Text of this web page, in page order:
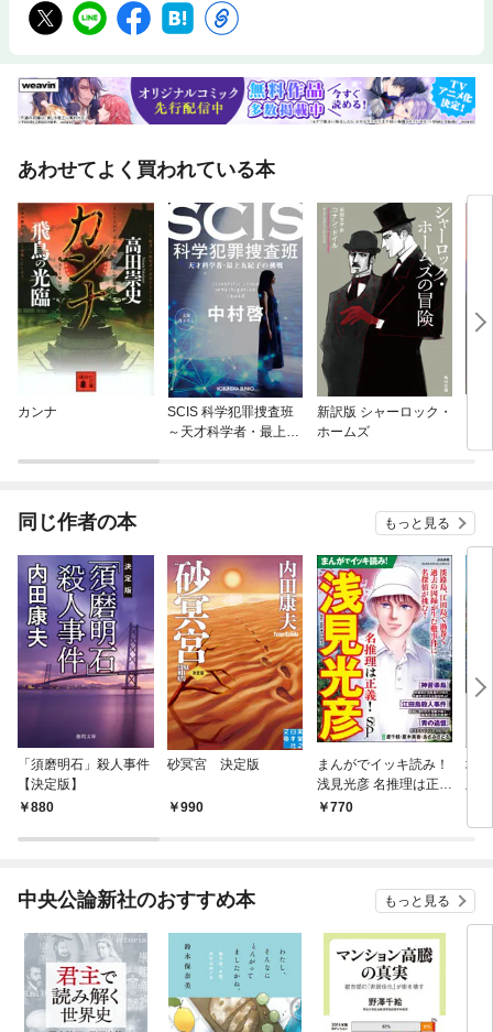
あわせてよく買われている本
カンナ
SCIS 科学犯罪捜査班
～天才科学者・最上友
新訳版 シャーロック・
ホームズ
同じ作者の本 もっと見る
「須磨明石」殺人事件
【決定版】
880
砂冥宮 決定版
990
まんがでイッキ読み！
浅見光彦 名推理は正
義！ SP
770
城
版】
中央公論新社のおすすめ本 もっと見る